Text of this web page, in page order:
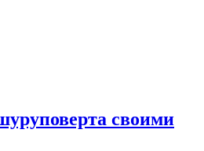
своими